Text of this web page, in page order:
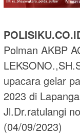
Polman AKBP
upacara gelar
2023 di
Jl.Dr.ratulangi
(04/09/2023)